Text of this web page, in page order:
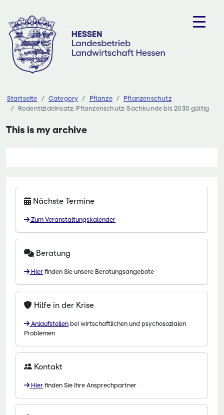
Inhalt
springen
Startseite Category Pflanze
Pflanzenschutz
Rodentizideinsatz: Pflanzenschutz-Sachkunde bis 2030 gültig
This is my archive
Nächste Termine
Zum Veranstaltungskalender
Beratung
Hier finden Sie unsere Beratungsangebote
Hilfe in der Krise
Anlaufstellen bei wirtschaftlichen und psychosozialen
Problemen
Kontakt
Hier finden Sie Ihre Ansprechpartner